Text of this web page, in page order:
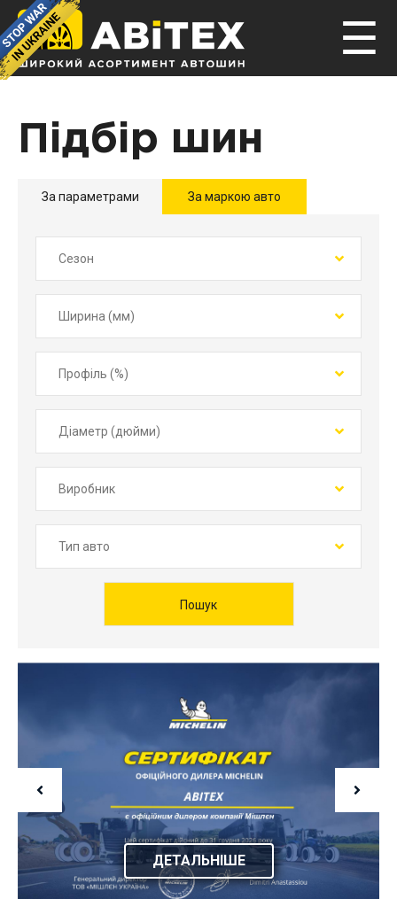
☰
Підбір шин
За параметрами За маркою авто
ДЕТАЛЬНІШЕ